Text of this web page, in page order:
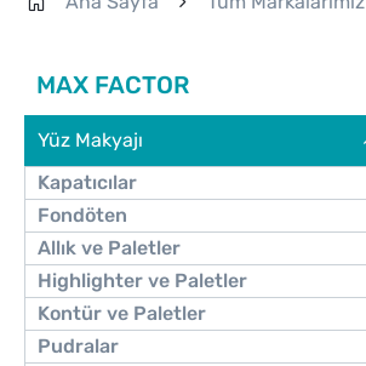
MAX FACTOR
Yüz Makyajı
Kapatıcılar
Fondöten
Allık ve Paletler
Highlighter ve Paletler
Kontür ve Paletler
Pudralar